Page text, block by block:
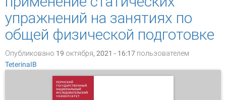
упражнений на занятиях по
общей физической подготовке
Опубликовано 19 октября, 2021 - 16:17 пользователем
TeterinaIB